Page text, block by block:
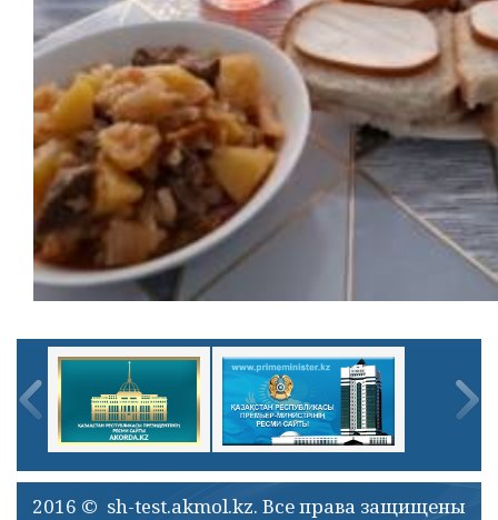
2016 © sh-test.akmol.kz. Все права защищены